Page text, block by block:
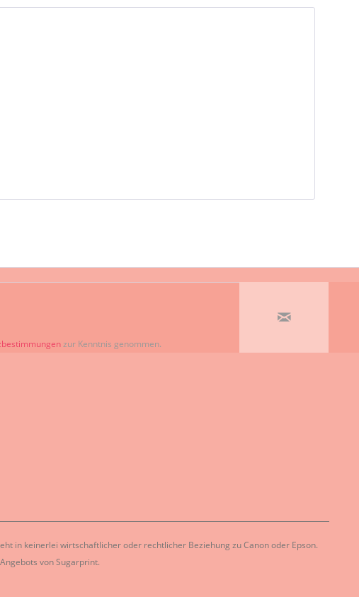
zur Kenntnis genommen.
in keinerlei wirtschaftlicher oder rechtlicher Beziehung zu Canon oder Epson.
von Sugarprint.